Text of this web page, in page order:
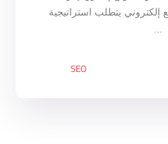
SEO
إلكتروني يتطلب استراتيجية